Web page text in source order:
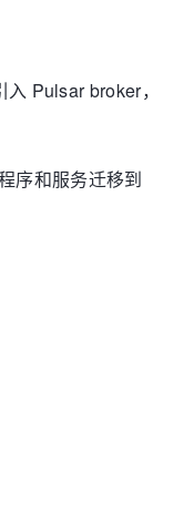
Pulsar broker，
序和服务迁移到